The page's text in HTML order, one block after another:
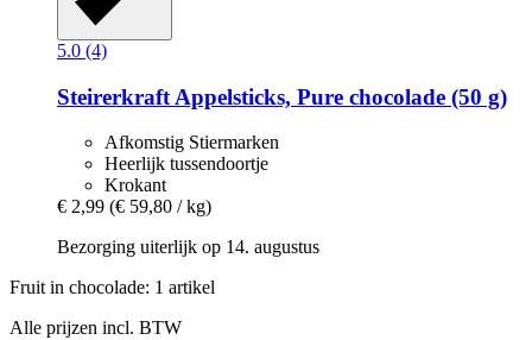
5.0 (4)
Steirerkraft Appelsticks, Pure chocolade (50 g)
Afkomstig Stiermarken
Heerlijk tussendoortje
Krokant
€ 2,99 (€ 59,80 / kg)
Bezorging uiterlijk op 14. augustus
Fruit in chocolade: 1 artikel
Alle prijzen incl. BTW